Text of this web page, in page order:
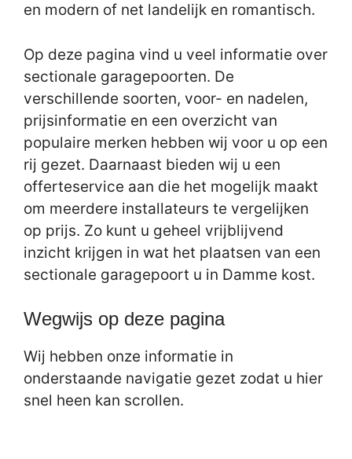
en modern of net landelijk en romantisch.
Op deze pagina vind u veel informatie over
sectionale garagepoorten. De
verschillende soorten, voor- en nadelen,
prijsinformatie en een overzicht van
populaire merken hebben wij voor u op een
rij gezet. Daarnaast bieden wij u een
offerteservice aan die het mogelijk maakt
om meerdere installateurs te vergelijken
op prijs. Zo kunt u geheel vrijblijvend
inzicht krijgen in wat het plaatsen van een
sectionale garagepoort u in Damme kost.
Wegwijs op deze pagina
Wij hebben onze informatie in
onderstaande navigatie gezet zodat u hier
snel heen kan scrollen.